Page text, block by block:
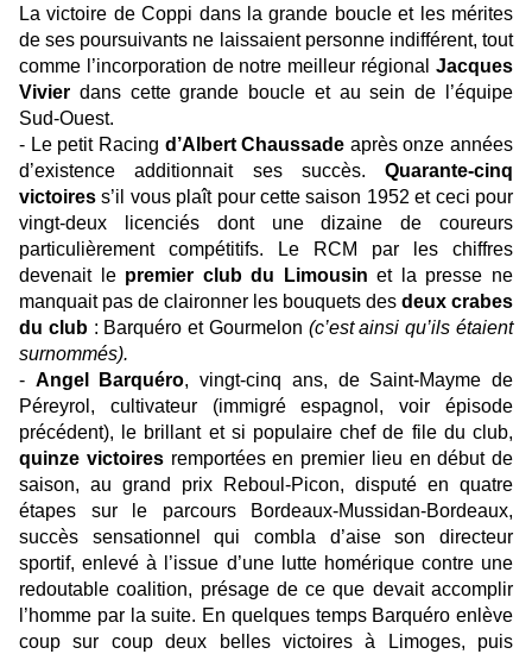
La victoire de Coppi dans la grande boucle et les mérites
de ses poursuivants ne laissaient personne indifférent, tout
comme l’incorporation de notre meilleur régional Jacques
Vivier dans cette grande boucle et au sein de l’équipe
Sud-Ouest.
- Le petit Racing d’Albert Chaussade après onze années
d’existence additionnait ses succès. Quarante-cinq
victoiress’il vous plaît pour cette saison 1952 et ceci pour
vingt-deux licenciés dont une dizaine de coureurs
particulièrement compétitifs. Le RCM par les chiffres
devenait le premier club du Limousinet la presse ne
manquait pas de claironner les bouquets des deux crabes
du club : Barquéro et Gourmelon (c’est ainsi qu’ils étaient
surnommés).
- Angel Barquéro, vingt-cinq ans, de Saint-Mayme de
Péreyrol, cultivateur (immigré espagnol, voir épisode
précédent), le brillant et si populaire chef de file du club,
quinze victoires remportées en premier lieu en début de
saison, au grand prix Reboul-Picon, disputé en quatre
étapes sur le parcours Bordeaux-Mussidan-Bordeaux,
succès sensationnel qui combla d’aise son directeur
sportif, enlevé à l’issue d’une lutte homérique contre une
redoutable coalition, présage de ce que devait accomplir
l’homme par la suite. En quelques temps Barquéro enlève
coup sur coup deux belles victoires à Limoges, puis